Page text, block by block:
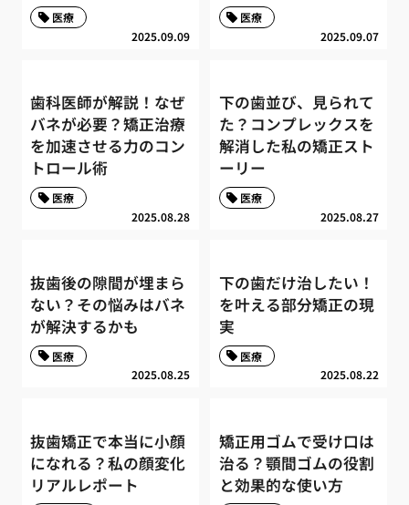
2025.09.09
医療
2025.09.07
医療
歯科医師が解説！なぜ
バネが必要？矯正治療
を加速させる力のコン
トロール術
2025.08.28
医療
下の歯並び、見られて
た？コンプレックスを
解消した私の矯正スト
ーリー
2025.08.27
医療
抜歯後の隙間が埋まら
ない？その悩みはバネ
が解決するかも
2025.08.25
医療
下の歯だけ治したい！
を叶える部分矯正の現
実
2025.08.22
医療
抜歯矯正で本当に小顔
になれる？私の顔変化
リアルレポート
矯正用ゴムで受け口は
治る？顎間ゴムの役割
と効果的な使い方